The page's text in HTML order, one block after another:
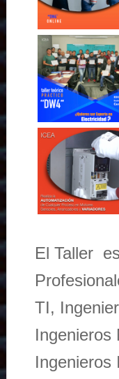
El Taller
TI,
Ingenieros
Ingenieros